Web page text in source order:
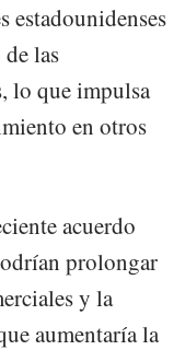
estadounidenses
las
lo que impulsa
en otros
acuerdo
prolongar
y la
aumentaría la